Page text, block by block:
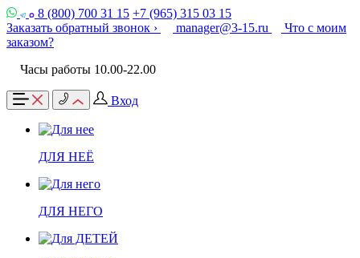
8 (800) 700 31 15 +7 (965) 315 03 15
Заказать обратный звонок ›
manager@3-15.ru
Что с моим
заказом?
Часы работы 10.00-22.00
Вход
ДЛЯ НЕЁ
ДЛЯ НЕГО